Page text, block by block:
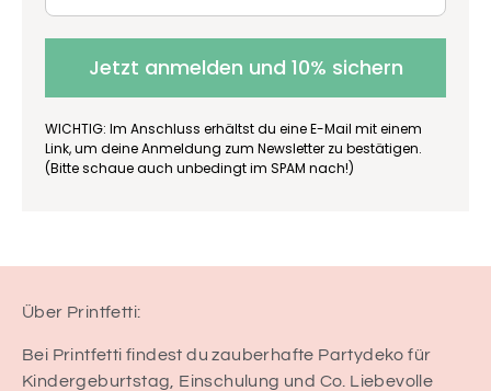
Jetzt anmelden und 10% sichern
WICHTIG: Im Anschluss erhältst du eine E-Mail mit einem
Link, um deine Anmeldung zum Newsletter zu bestätigen.
(Bitte schaue auch unbedingt im SPAM nach!)
Über Printfetti:
Bei Printfetti findest du zauberhafte Partydeko für
Kindergeburtstag, Einschulung und Co. Liebevolle